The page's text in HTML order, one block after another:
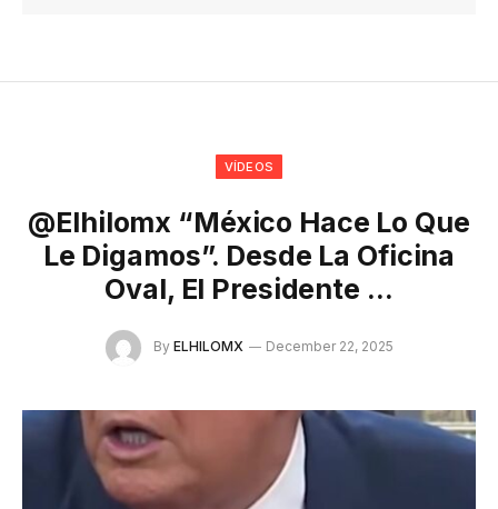
VÍDEOS
@elhilomx “México Hace Lo Que
Le Digamos”. Desde La Oficina
Oval, El Presidente …
By ELHILOMX December 22, 2025